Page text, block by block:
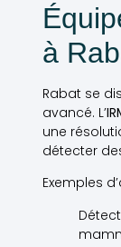
à
Rabat se
avancé. L’
une
détecter
Exemples